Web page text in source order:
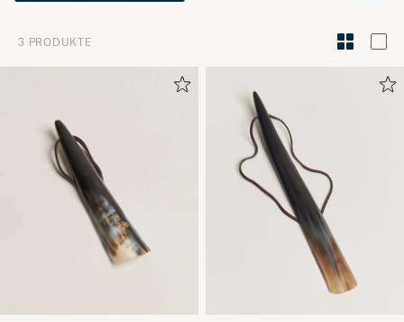
zur
und
erleben
Sie
3 PRODUKTE